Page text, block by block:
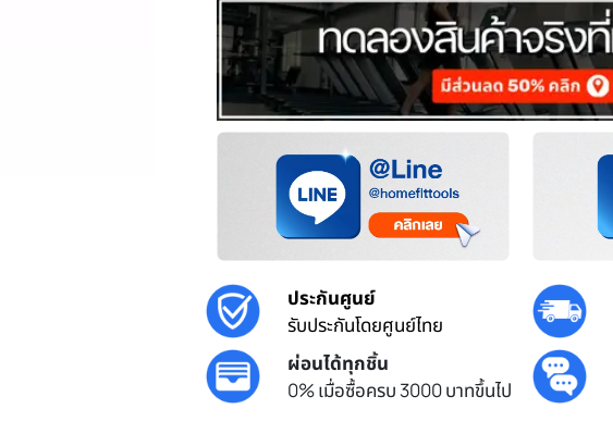
ประกันศูนย์
รับประกันโดยศูนย์ไทย
ผ่อนได้ทุกชิ้น
0% เมื่อซื้อครบ 3000 บาทขึ้นไป